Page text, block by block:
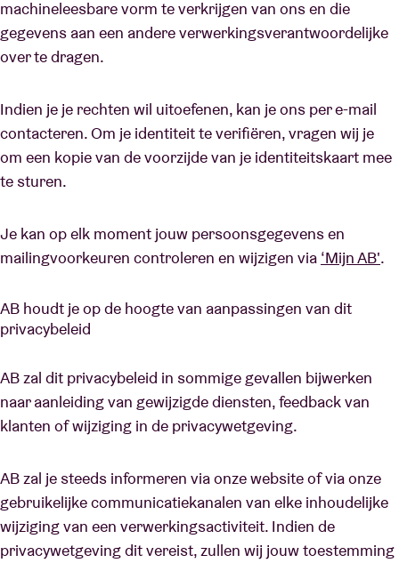
machineleesbare vorm te verkrijgen van ons en die
gegevens aan een andere verwerkingsverantwoordelijke
over te dragen.
Indien je je rechten wil uitoefenen, kan je ons per e-mail
contacteren. Om je identiteit te verifiëren, vragen wij je
om een kopie van de voorzijde van je identiteitskaart mee
te sturen.
Je kan op elk moment jouw persoonsgegevens en
mailingvoorkeuren controleren en wijzigen via ‘Mijn AB'.
AB houdt je op de hoogte van aanpassingen van dit
privacybeleid
AB zal dit privacybeleid in sommige gevallen bijwerken
naar aanleiding van gewijzigde diensten, feedback van
klanten of wijziging in de privacywetgeving.
AB zal je steeds informeren via onze website of via onze
gebruikelijke communicatiekanalen van elke inhoudelijke
wijziging van een verwerkingsactiviteit. Indien de
privacywetgeving dit vereist, zullen wij jouw toestemming